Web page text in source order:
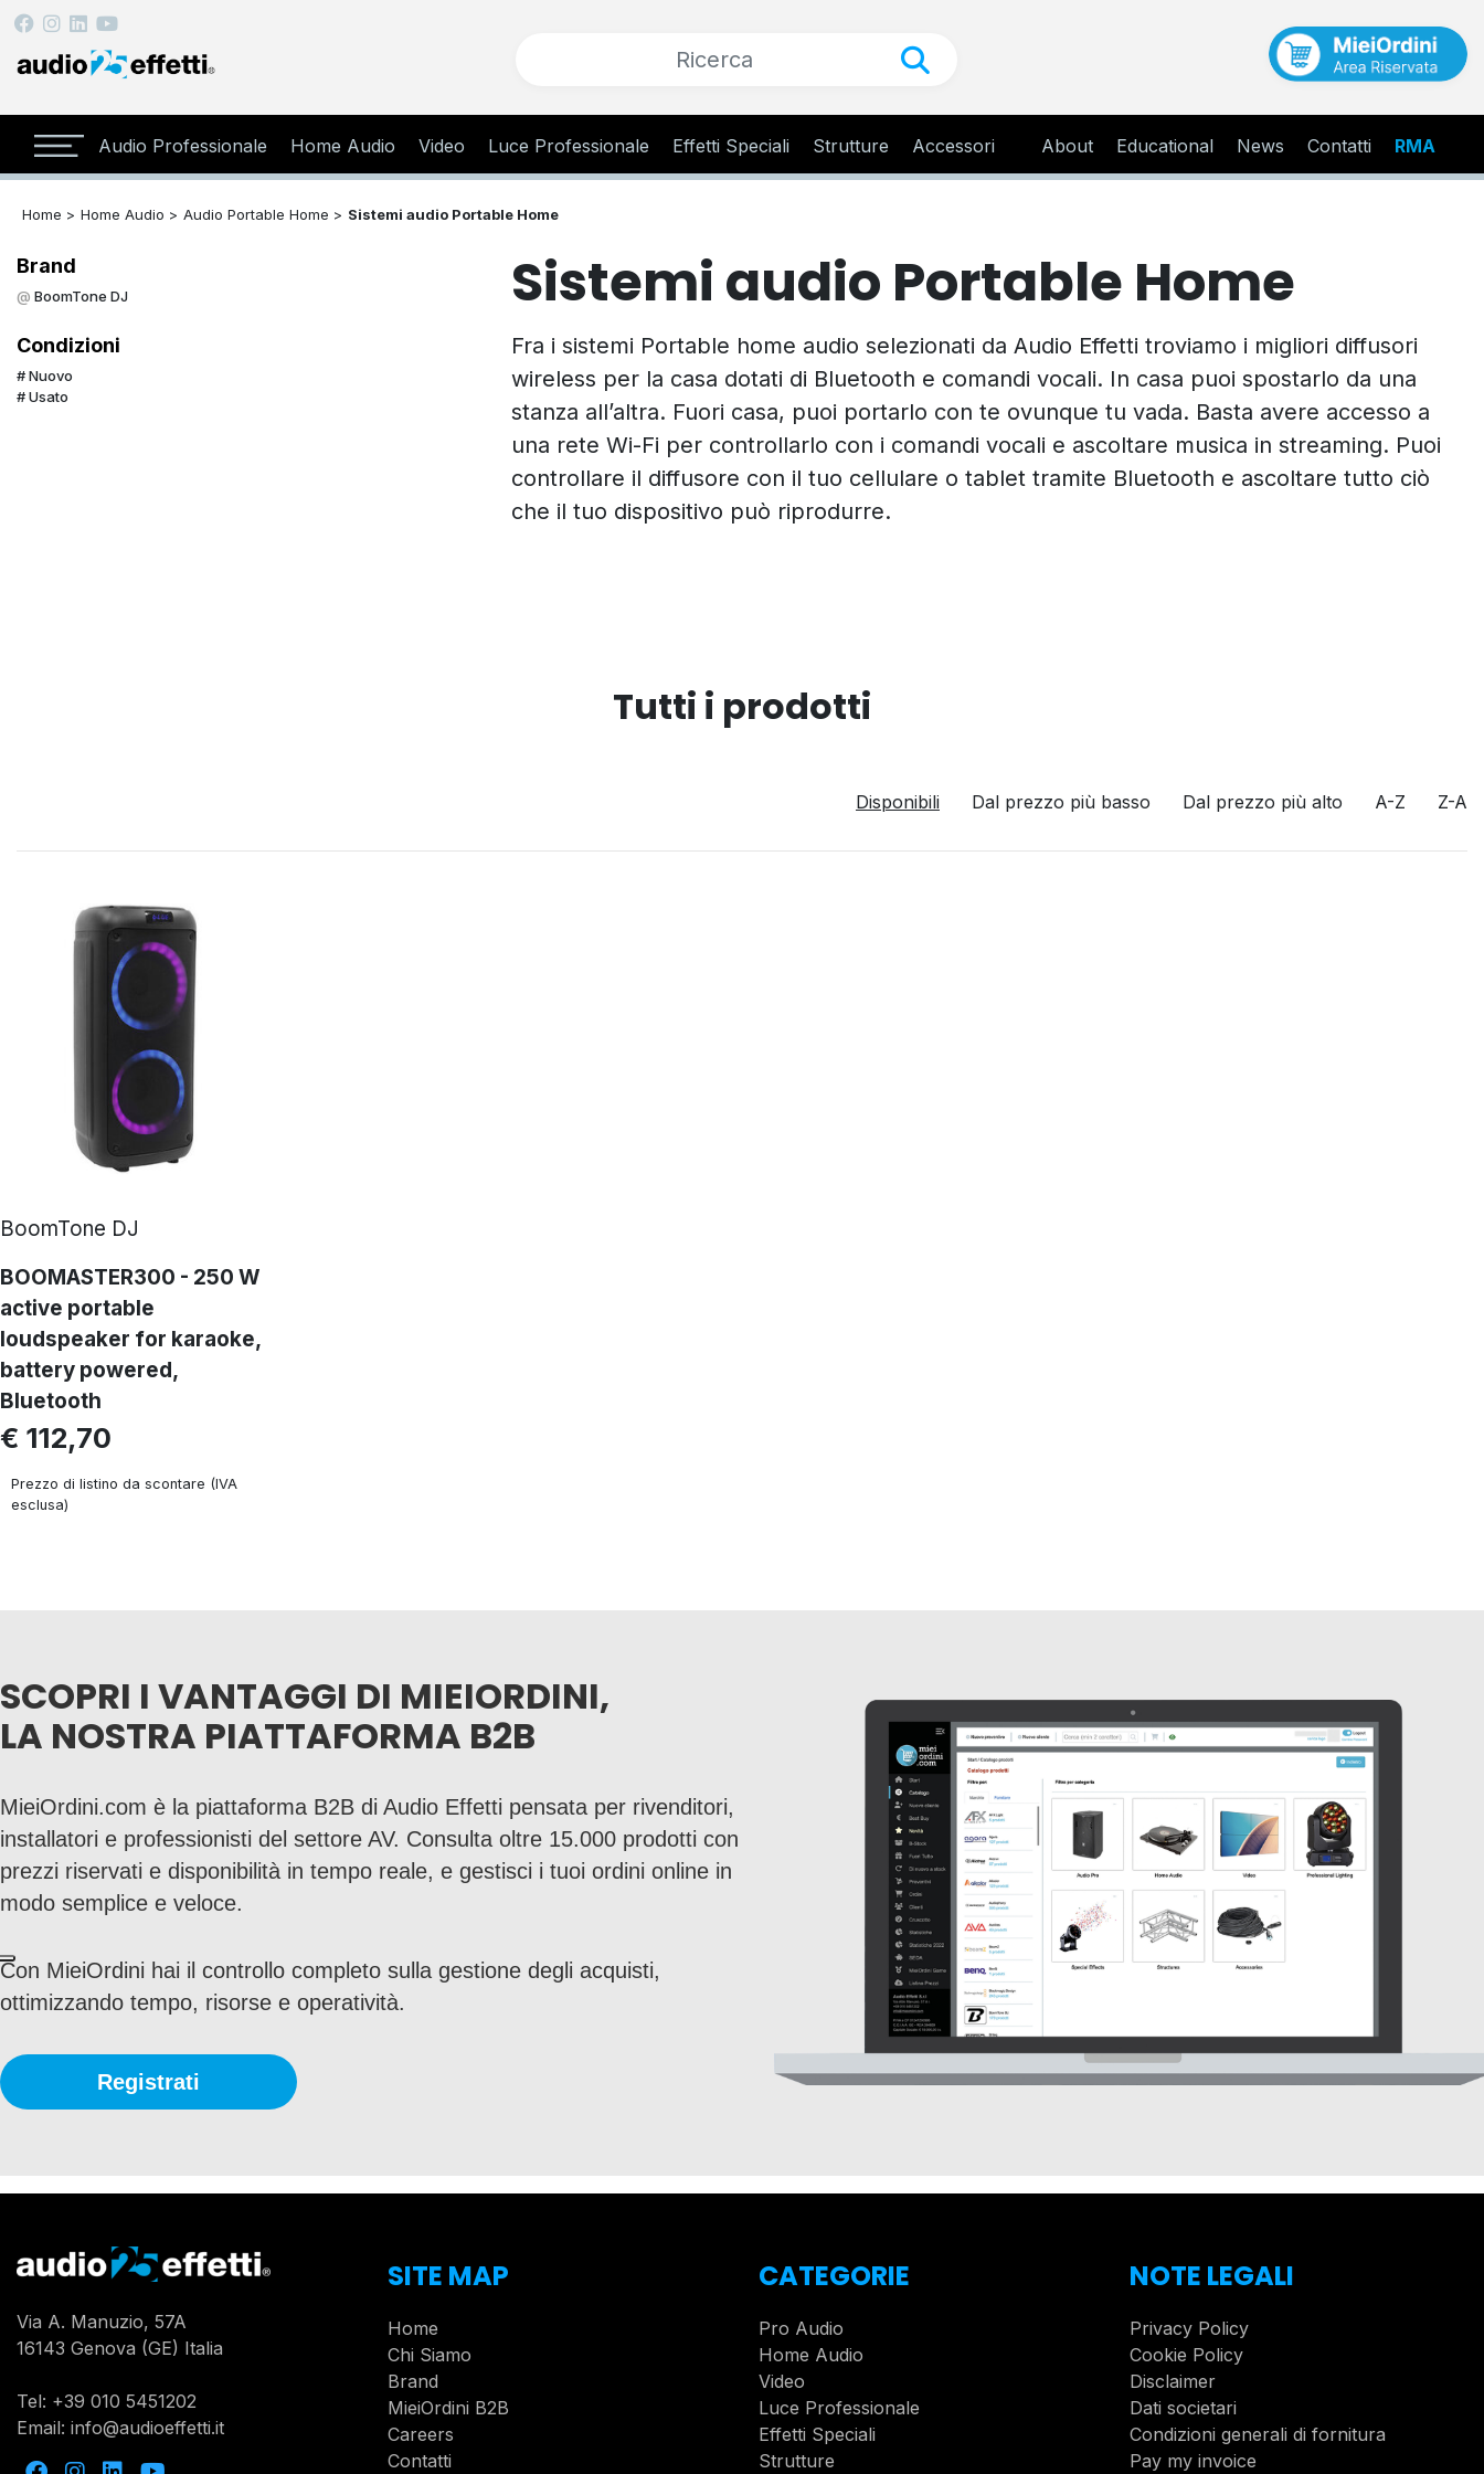
Audio Professionale Home Audio Video Luce Professionale Effetti Speciali Strutture Accessori About Educational News Contatti RMA
Home > Home Audio > Audio Portable Home > Sistemi audio Portable Home
Brand
BoomTone DJ
Condizioni
Nuovo
Usato
Sistemi audio Portable Home
Fra i sistemi Portable home audio selezionati da Audio Effetti troviamo i migliori diffusori
wireless per la casa dotati di Bluetooth e comandi vocali. In casa puoi spostarlo da una
stanza all’altra. Fuori casa, puoi portarlo con te ovunque tu vada. Basta avere accesso a
una rete Wi-Fi per controllarlo con i comandi vocali e ascoltare musica in streaming. Puoi
controllare il diffusore con il tuo cellulare o tablet tramite Bluetooth e ascoltare tutto ciò
che il tuo dispositivo può riprodurre.
Tutti i prodotti
Disponibili Dal prezzo più basso Dal prezzo più alto A-Z Z-A
BoomTone DJ
BOOMASTER300 - 250 W
active portable
loudspeaker for karaoke,
battery powered,
Bluetooth
€ 112,70
Prezzo di listino da scontare (IVA
esclusa)
SCOPRI I VANTAGGI DI MIEIORDINI,
LA NOSTRA PIATTAFORMA B2B
MieiOrdini.com è la piattaforma B2B di Audio Effetti pensata per rivenditori,
installatori e professionisti del settore AV. Consulta oltre 15.000 prodotti con
prezzi riservati e disponibilità in tempo reale, e gestisci i tuoi ordini online in
modo semplice e veloce.
Con MieiOrdini hai il controllo completo sulla gestione degli acquisti,
ottimizzando tempo, risorse e operatività.
Registrati
Via A. Manuzio, 57A
16143 Genova (GE) Italia
Tel: +39 010 5451202
Email: info@audioeffetti.it
SITE MAP
Home
Chi Siamo
Brand
MieiOrdini B2B
Careers
Contatti
CATEGORIE
Pro Audio
Home Audio
Video
Luce Professionale
Effetti Speciali
Strutture
NOTE LEGALI
Privacy Policy
Cookie Policy
Disclaimer
Dati societari
Condizioni generali di fornitura
Pay my invoice